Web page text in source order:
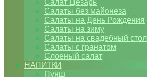
Салат Цезарь
Салаты без майонеза
Салаты на День Рождения
Салаты на зиму
Салаты на свадебный стол
Салаты с гранатом
Слоеный салат
НАПИТКИ
Пунш